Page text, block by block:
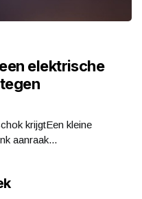
elektrische
krijgtEen kleine
aanraak...